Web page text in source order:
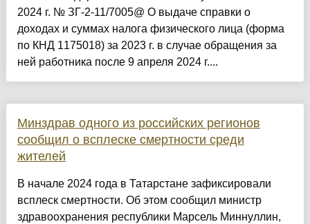
2024 г. № ЗГ-2-11/7005@ О выдаче справки о
доходах и суммах налога физического лица (форма
по КНД 1175018) за 2023 г. в случае обращения за
ней работника после 9 апреля 2024 г....
Минздрав одного из российских регионов
сообщил о всплеске смертности среди
жителей
В начале 2024 года в Татарстане зафиксировали
всплеск смертности. Об этом сообщил министр
здравоохранения республики Марсель Миннуллин,